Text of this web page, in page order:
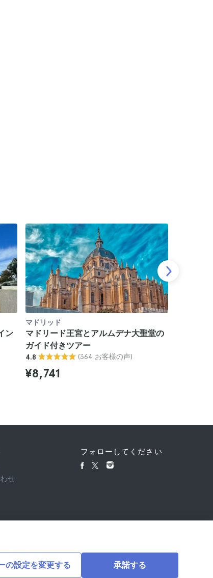
ン
マドリッド
マドリード王宮とアルムデナ大聖堂の
ガイド付きツアー
4.8 (364 お客様の声)
¥8,741
承諾する
の設定を変更する
せ
フォローしてください